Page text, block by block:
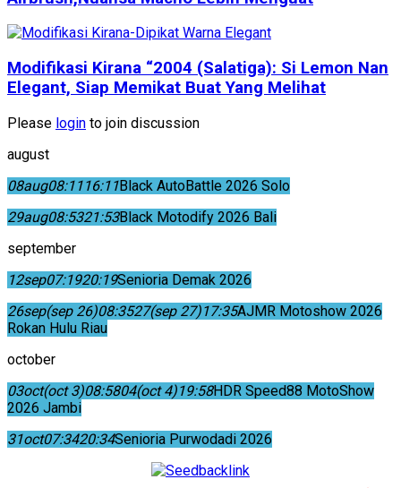
Modifikasi Kirana “2004 (Salatiga): Si Lemon Nan
Elegant, Siap Memikat Buat Yang Melihat
Please login to join discussion
august
08aug08:1116:11Black AutoBattle 2026 Solo
29aug08:5321:53Black Motodify 2026 Bali
september
12sep07:1920:19Senioria Demak 2026
26sep(sep 26)08:3527(sep 27)17:35AJMR Motoshow 2026
Rokan Hulu Riau
october
03oct(oct 3)08:5804(oct 4)19:58HDR Speed88 MotoShow
2026 Jambi
31oct07:3420:34Senioria Purwodadi 2026